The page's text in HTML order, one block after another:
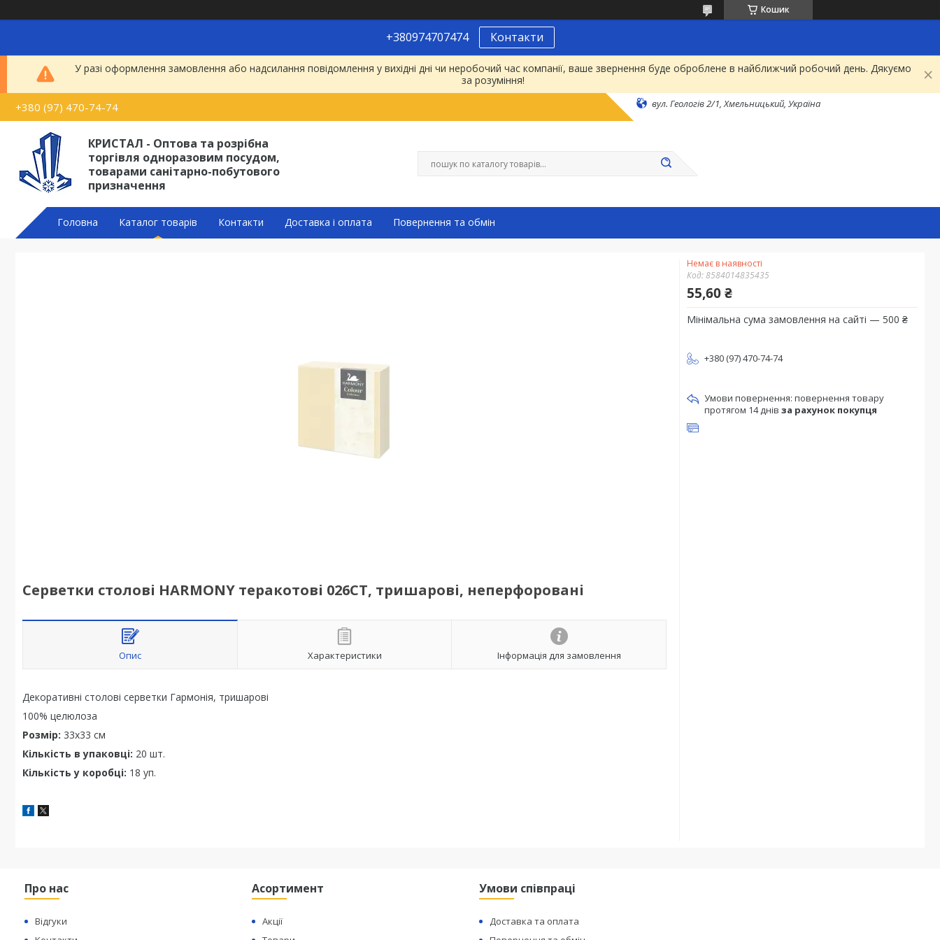
Кошик
+380974707474 Контакти
У разі оформлення замовлення або надсилання повідомлення у вихідні дні чи неробочий час компанії, ваше звернення буде оброблене в найближчий робочий день. Дякуємо
за розуміння!
+380 (97) 470-74-74 вул. Геологів 2/1, Хмельницький, Україна
КРИСТАЛ - Оптова та розрібна
торгівля одноразовим посудом,
товарами санітарно-побутового
призначення
Головна Каталог товарів Контакти Доставка і оплата Повернення та обмін
Серветки столові HARMONY теракотові 026CT, тришарові, неперфоровані
Опис Характеристики Інформація для замовлення
Декоративні столові серветки Гармонія, тришарові
100% целюлоза
Розмір: 33х33 см
Кількість в упаковці: 20 шт.
Кількість у коробці: 18 уп.
Немає в наявності
Код:8584014835435
55,60 ₴
Мінімальна сума замовлення на сайті — 500 ₴
+380 (97) 470-74-74
повернення товару
протягом 14 днів за рахунок покупця
Про нас
Відгуки
Асортимент
Акції
Умови співпраці
Доставка та оплата